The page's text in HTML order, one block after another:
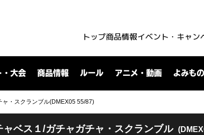
トップ商品情報イベント・キャン
・大会 商品情報 ルール アニメ・動画 よみもの
ャ・スクランブル(DMEX05 55/87)
ャベス１/ガチャガチャ・スクランブル